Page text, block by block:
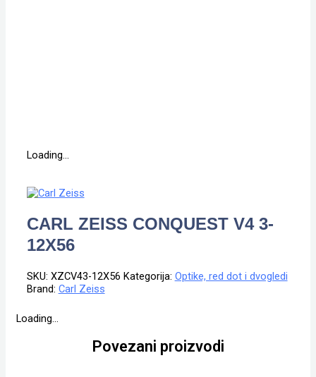
Loading...
CARL ZEISS CONQUEST V4 3-
12X56
SKU: XZCV43-12X56 Kategorija: Optike, red dot i dvogledi
Brand: Carl Zeiss
Loading...
Povezani proizvodi